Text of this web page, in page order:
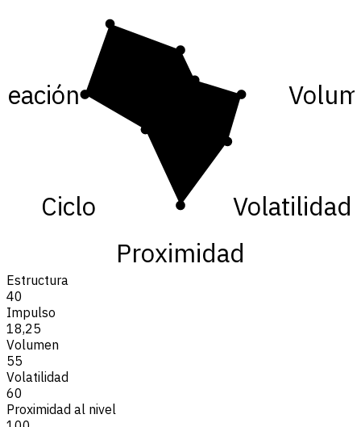
Volatilidad
Proximidad
Ciclo
Estructura
40
Impulso
18,25
Volumen
55
Volatilidad
60
Proximidad al nivel